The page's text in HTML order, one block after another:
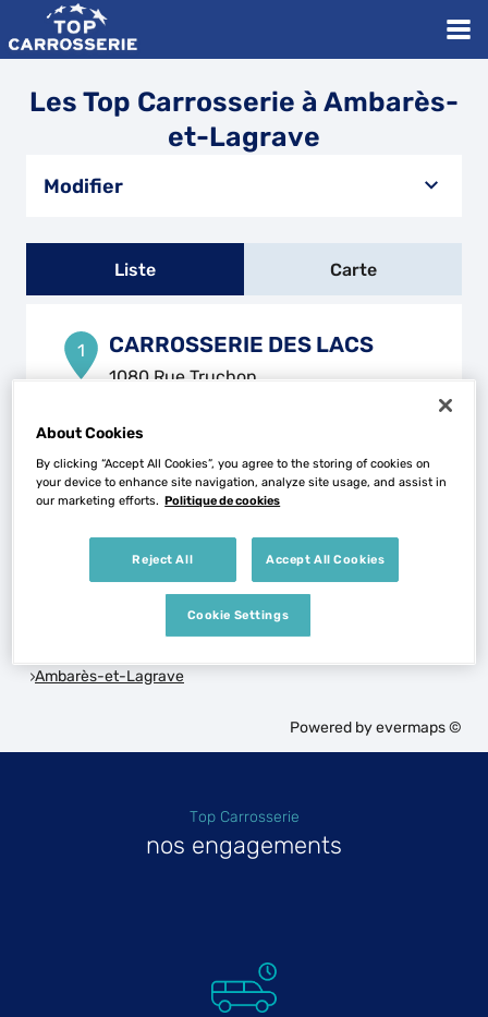
Les Top Carrosserie à Ambarès-
et-Lagrave
Modifier
Liste Carte
1 CARROSSERIE DES LACS
1080 Rue Truchon
Voir plus
Les Top Carrosserie dans les villes à proximité
Ambarès-et-Lagrave
Powered byevermaps ©
Top Carrosserie
nos engagements
About Cookies
By clicking “Accept All Cookies”, you agree to the storing of cookies on
your device to enhance site navigation, analyze site usage, and assist in
our marketing efforts. Politique de cookies
Reject All Accept All Cookies
Cookie Settings